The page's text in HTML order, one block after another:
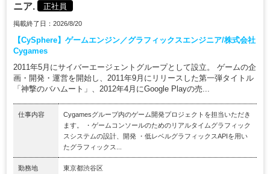
ニア.
正社員
掲載終了日：2026/8/20
【CySphere】ゲームエンジン／グラフィックスエンジニア/株式会社
Cygames
2011年5月にサイバーエージェントグループとして設立。 ゲームの企
画・開発・運営を開始し、2011年9月にリリースした第一弾タイトル
「神撃のバハムート」、2012年4月にGoogle Playの売...
仕事内容
Cygamesグループ内のゲーム開発プロジェクトを担当いただき
ます。 ・ゲームコンソールのためのリアルタイムグラフィック
スシステムの設計、開発 ・低レベルグラフィックスAPIを用い
たグラフィックス...
勤務地 東京都渋谷区